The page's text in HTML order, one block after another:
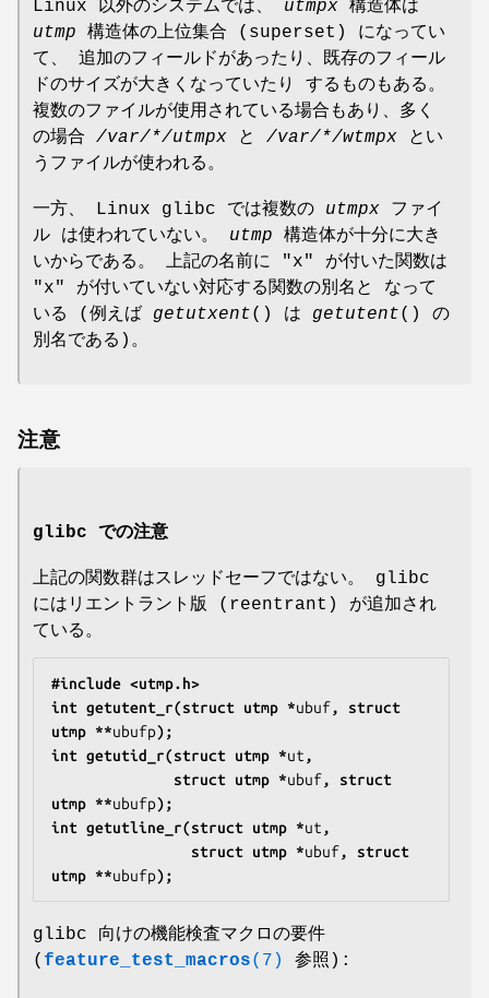
Linux 以外のシステムでは、 utmpx 構造体は
utmp 構造体の上位集合 (superset) になってい
て、 追加のフィールドがあったり、既存のフィール
ドのサイズが大きくなっていたり するものもある。
複数のファイルが使用されている場合もあり、多く
の場合 /var/*/utmpx と /var/*/wtmpx とい
うファイルが使われる。
一方、 Linux glibc では複数の utmpx ファイ
ル は使われていない。 utmp 構造体が十分に大き
いからである。 上記の名前に "x" が付いた関数は
"x" が付いていない対応する関数の別名と なって
いる (例えば getutxent() は getutent() の
別名である)。
注意
glibc での注意
上記の関数群はスレッドセーフではない。 glibc
にはリエントラント版 (reentrant) が追加され
ている。
#include <utmp.h>
int getutent_r(struct utmp *ubuf, struct
utmp **ubufp);
int getutid_r(struct utmp *ut ,
              struct utmp *
ubuf, struct
utmp **ubufp);
int getutline_r(struct utmp *ut ,
                struct utmp *
ubuf, struct
utmp **ubufp);
glibc 向けの機能検査マクロの要件
( feature_test_macros(7) 参照):